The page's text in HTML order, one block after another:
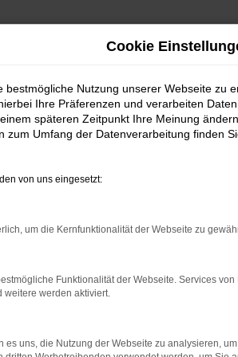
günstig kaufen
wartet.
durch überzeugendes Fahrzeug.
gleich in mehrerlei Hinsicht Geld
auf sich aufmerksam macht.
Konditionen. Natürlich
für Neuwagen als auch für ein
Network Error
Cookie
bestmögliche Nutzung unserer Webseite zu
Ihre Präferenzen und verarbeiten
späteren Zeitpunkt Ihre Meinung
zum Umfang der Datenverarbeitung finden
von uns eingesetzt:
um die Kernfunktionalität der Webseite zu
Funktionalität der Webseite. Services
weitere werden aktiviert.
es uns, die Nutzung der Webseite zu analysieren,